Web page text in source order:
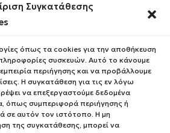
Συγκατάθεσης
όπως τα cookies για την αποθήκευση
συσκευών. Αυτό το κάνουμε
περιήγησης και να προβάλλουμε
Η συγκατάθεση για τις εν λόγω
να επεξεργαστούμε δεδομένα
όπως συμπεριφορά περιήγησης ή
σε αυτόν τον ιστότοπο. Η μη
της συγκατάθεσης, μπορεί να
Οι Παραγγελίες σου
Κέρδισε Κουπόνι
Έκπτωσης